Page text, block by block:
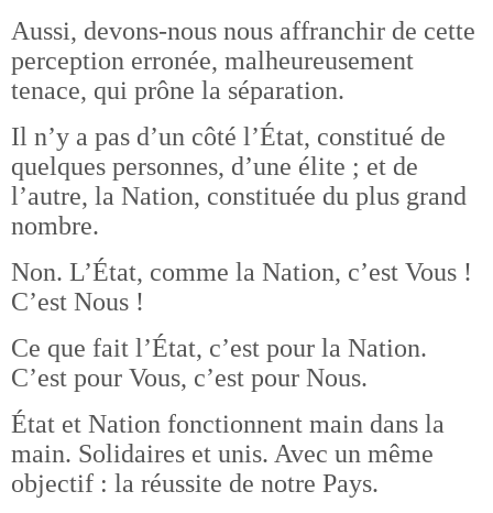
Aussi, devons-nous nous affranchir de cette
perception erronée, malheureusement
tenace, qui prône la séparation.
Il n’y a pas d’un côté l’État, constitué de
quelques personnes, d’une élite ; et de
l’autre, la Nation, constituée du plus grand
nombre.
Non. L’État, comme la Nation, c’est Vous !
C’est Nous !
Ce que fait l’État, c’est pour la Nation.
C’est pour Vous, c’est pour Nous.
État et Nation fonctionnent main dans la
main. Solidaires et unis. Avec un même
objectif : la réussite de notre Pays.